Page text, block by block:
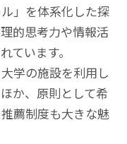
」を体系化した探
的思考力や情報活
ています。
学の施設を利用し
か、原則として希
薦制度も大きな魅